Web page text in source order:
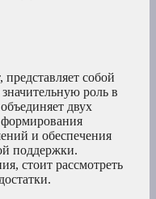
собой
роль в
двух
и обеспечения
поддержки.
стоит рассмотреть